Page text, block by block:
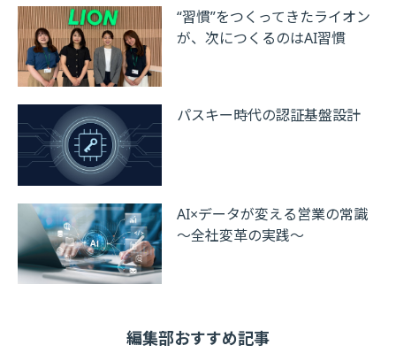
“習慣”をつくってきたライオン
が、次につくるのはAI習慣
パスキー時代の認証基盤設計
AI×データが変える営業の常識
～全社変革の実践～
編集部おすすめ記事